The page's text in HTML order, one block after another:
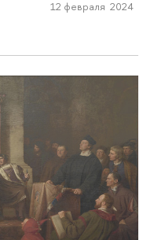
12 февраля 2024